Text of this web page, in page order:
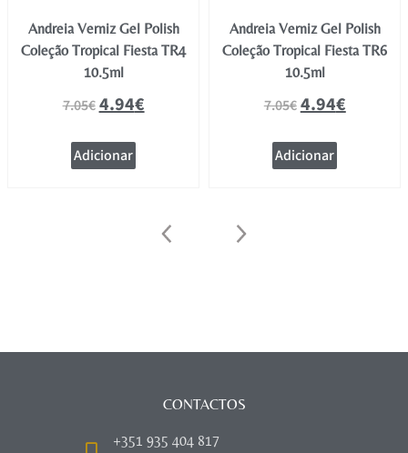
Andreia Verniz Gel Polish
Coleção Tropical Fiesta TR4
10.5ml
7.05€4.94€
Adicionar
Andreia Verniz Gel Polish
Coleção Tropical Fiesta TR6
10.5ml
7.05€4.94€
Adicionar
CONTACTOS
+351 935 404 817